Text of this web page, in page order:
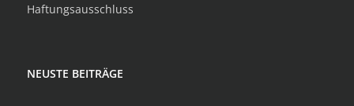
Haftungsausschluss
NEUSTE BEITRÄGE